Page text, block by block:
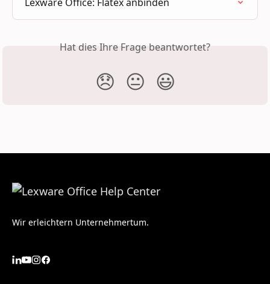
Hat dies Ihre Frage beantwortet?
😞 😐 😃
Wir erleichtern Unternehmertum.